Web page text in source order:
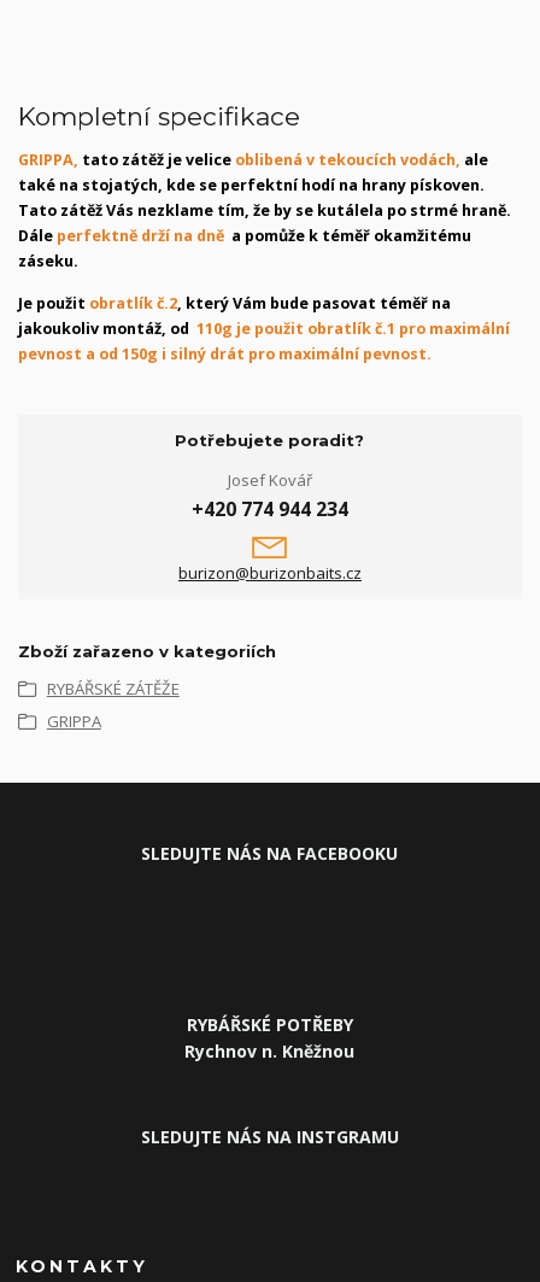
Kompletní specifikace
GRIPPA, tato zátěž je velice oblibená v tekoucích vodách, ale
také na stojatých, kde se perfektní hodí na hrany pískoven.
Tato zátěž Vás nezklame tím, že by se kutálela po strmé hraně.
Dále perfektně drží na dně a pomůže k téměř okamžitému
záseku.
Je použit obratlík č.2, který Vám bude pasovat téměř na
jakoukoliv montáž, od 110g je použit obratlík č.1 pro maximální
pevnost a od 150g i silný drát pro maximální pevnost.
Potřebujete poradit?
Josef Kovář
+420 774 944 234
burizon@burizonbaits.cz
Zboží zařazeno v kategoriích
RYBÁŘSKÉ ZÁTĚŽE
GRIPPA
SLEDUJTE NÁS NA FACEBOOKU
RYBÁŘSKÉ POTŘEBY
Rychnov n. Kněžnou
SLEDUJTE NÁS NA INSTGRAMU
KONTAKTY